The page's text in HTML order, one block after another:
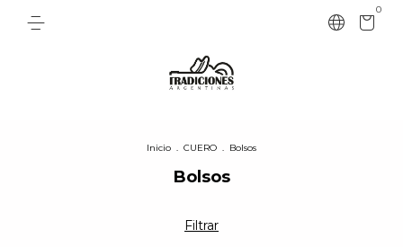
0
Inicio . CUERO . Bolsos
Bolsos
Filtrar